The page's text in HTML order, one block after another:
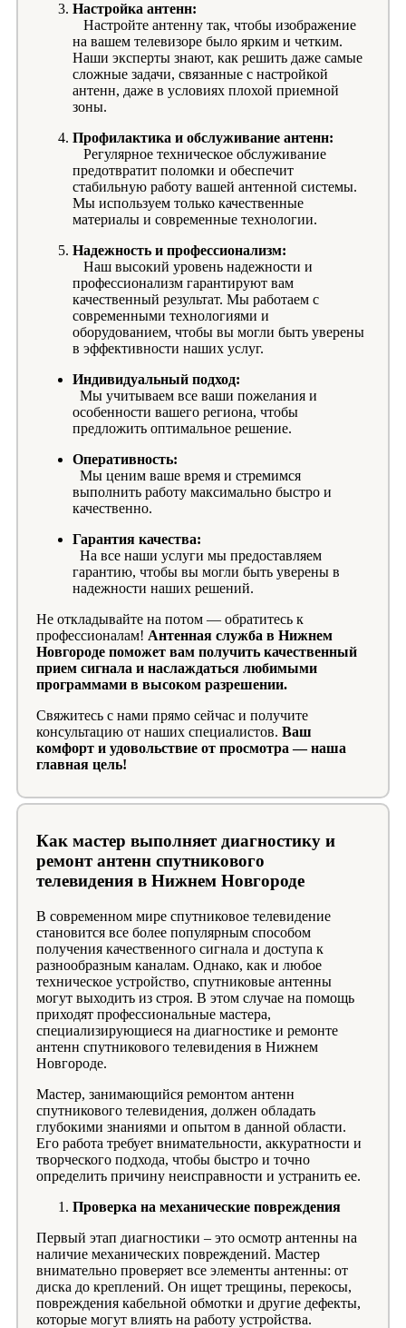
Настройка антенн:
Настройте антенну так, чтобы изображение
на вашем телевизоре было ярким и четким.
Наши эксперты знают, как решить даже самые
сложные задачи, связанные с настройкой
антенн, даже в условиях плохой приемной
зоны.
Профилактика и обслуживание антенн:
Регулярное техническое обслуживание
предотвратит поломки и обеспечит
стабильную работу вашей антенной системы.
Мы используем только качественные
материалы и современные технологии.
Надежность и профессионализм:
Наш высокий уровень надежности и
профессионализм гарантируют вам
качественный результат. Мы работаем с
современными технологиями и
оборудованием, чтобы вы могли быть уверены
в эффективности наших услуг.
Индивидуальный подход:
Мы учитываем все ваши пожелания и
особенности вашего региона, чтобы
предложить оптимальное решение.
Оперативность:
Мы ценим ваше время и стремимся
выполнить работу максимально быстро и
качественно.
Гарантия качества:
На все наши услуги мы предоставляем
гарантию, чтобы вы могли быть уверены в
надежности наших решений.
Не откладывайте на потом — обратитесь к
профессионалам! Антенная служба в Нижнем
Новгороде поможет вам получить качественный
прием сигнала и наслаждаться любимыми
программами в высоком разрешении.
Свяжитесь с нами прямо сейчас и получите
консультацию от наших специалистов. Ваш
комфорт и удовольствие от просмотра — наша
главная цель!
Как мастер выполняет диагностику и
ремонт антенн спутникового
телевидения в Нижнем Новгороде
В современном мире спутниковое телевидение
становится все более популярным способом
получения качественного сигнала и доступа к
разнообразным каналам. Однако, как и любое
техническое устройство, спутниковые антенны
могут выходить из строя. В этом случае на помощь
приходят профессиональные мастера,
специализирующиеся на диагностике и ремонте
антенн спутникового телевидения в Нижнем
Новгороде.
Мастер, занимающийся ремонтом антенн
спутникового телевидения, должен обладать
глубокими знаниями и опытом в данной области.
Его работа требует внимательности, аккуратности и
творческого подхода, чтобы быстро и точно
определить причину неисправности и устранить ее.
Проверка на механические повреждения
Первый этап диагностики – это осмотр антенны на
наличие механических повреждений. Мастер
внимательно проверяет все элементы антенны: от
диска до креплений. Он ищет трещины, перекосы,
повреждения кабельной обмотки и другие дефекты,
которые могут влиять на работу устройства.